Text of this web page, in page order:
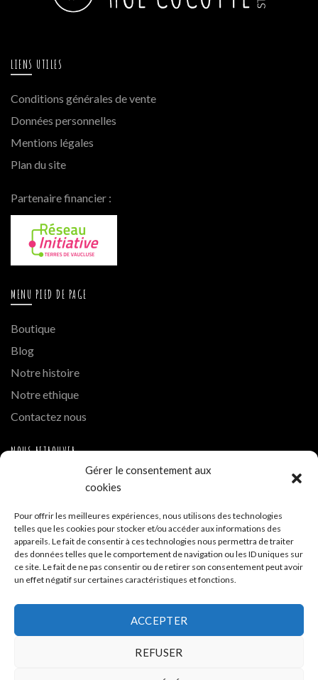
Gérer le consentement aux
cookies
Pour offrir les meilleures expériences, nous utilisons des technologies
telles que les cookies pour stocker et/ou accéder aux informations des
appareils. Le fait de consentir à ces technologies nous permettra de traiter
des données telles que le comportement de navigation ou les ID uniques sur
ce site. Le fait de ne pas consentir ou de retirer son consentement peut avoir
un effet négatif sur certaines caractéristiques et fonctions.
ACCEPTER
REFUSER
LIENS UTILES
Conditions générales de vente
Données personnelles
Mentions légales
Plan du site
Partenaire financier :
MENU PIED DE PAGE
Boutique
Blog
Notre histoire
Notre ethique
Contactez nous
NOUS RETROUVER
A PROPOS DE LA BOUTIQUE
Hue Cocotte - Boutique de vente en ligne
Siège - 35 allée de la Tramontane ZA La Cigalière 84250
Le Thor